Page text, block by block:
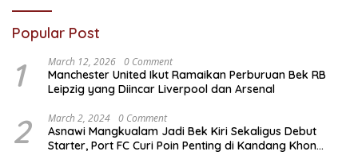
Popular Post
1 March 12, 2026 0 Comment
Manchester United Ikut Ramaikan Perburuan Bek RB
Leipzig yang Diincar Liverpool dan Arsenal
2 March 2, 2024 0 Comment
Asnawi Mangkualam Jadi Bek Kiri Sekaligus Debut
Starter, Port FC Curi Poin Penting di Kandang Khon